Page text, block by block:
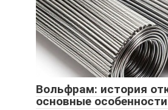
Вольфрам: история
основные